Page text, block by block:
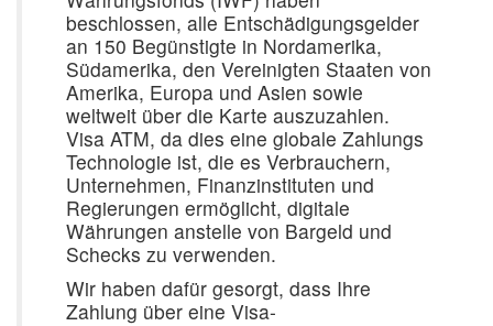
beschlossen, alle Entschädigungsgelder
an 150 Begünstigte in Nordamerika,
Südamerika, den Vereinigten Staaten von
Amerika, Europa und Asien sowie
weltweit über die Karte auszuzahlen.
Visa ATM, da dies eine globale Zahlungs
Technologie ist, die es Verbrauchern,
Unternehmen, Finanzinstituten und
Regierungen ermöglicht, digitale
Währungen anstelle von Bargeld und
Schecks zu verwenden.
Wir haben dafür gesorgt, dass Ihre
Zahlung über eine Visa-